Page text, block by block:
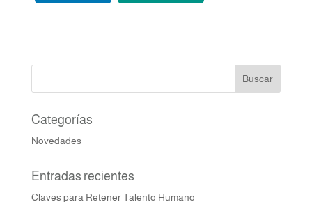
Categorías
Novedades
Entradas recientes
Claves para Retener Talento Humano